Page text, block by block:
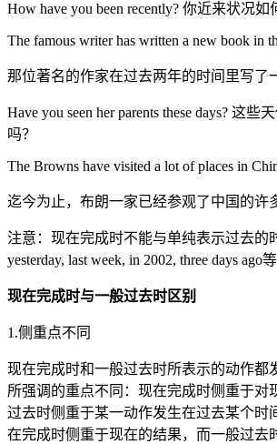
How have you been recently? 你近来状况如
The famous writer has written a new book in
那位著名的作家在过去两年的时间里写了
Have you seen her parents these days? 这些
吗？
The Browns have visited a lot of places in
迄今为止，布朗一家已经参观了中国的许
注意：现在完成时不能与单纯表示过去的
yesterday, last week, in 2002, three days ago等
现在完成时与一般过去时区别
1.侧重点不同
现在完成时和一般过去时所表示的动作都
所强调的重点不同：现在完成时侧重于对
过去时侧重于某一动作发生在过去某个时
在完成时侧重于现在的结果，而一般过去